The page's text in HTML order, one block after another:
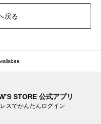
戻る
STORE 公式アプリ
スでかんたんログイン